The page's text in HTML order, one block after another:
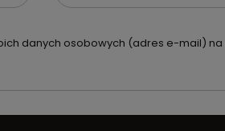
danych osobowych (adres e-mail)